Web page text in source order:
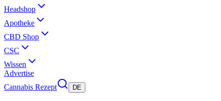
Headshop
Apotheke
CBD Shop
CSC
Wissen
Advertise
Cannabis Rezept
DE